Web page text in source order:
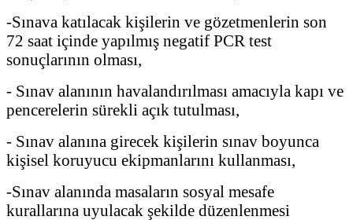
-Sınava katılacak kişilerin ve gözetmenlerin son
72 saat içinde yapılmış negatif PCR test
sonuçlarının olması,
- Sınav alanının havalandırılması amacıyla kapı ve
pencerelerin sürekli açık tutulması,
- Sınav alanına girecek kişilerin sınav boyunca
kişisel koruyucu ekipmanlarını kullanması,
-Sınav alanında masaların sosyal mesafe
kurallarına uyulacak şekilde düzenlenmesi